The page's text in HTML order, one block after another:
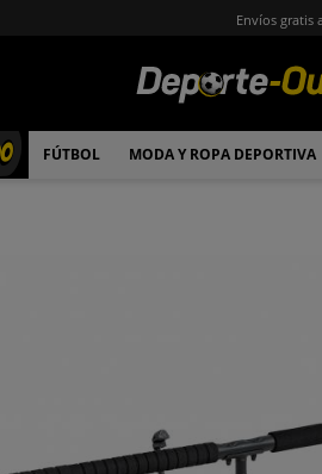
Envíos gratis
FÚTBOL MODA Y ROPA DEPORTIVA